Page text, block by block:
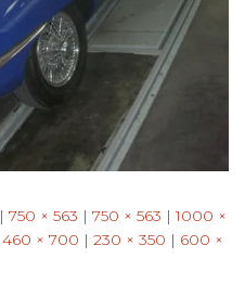
| 750 × 563 | 750 × 563 | 1000 ×
460 × 700 | 230 × 350 | 600 ×